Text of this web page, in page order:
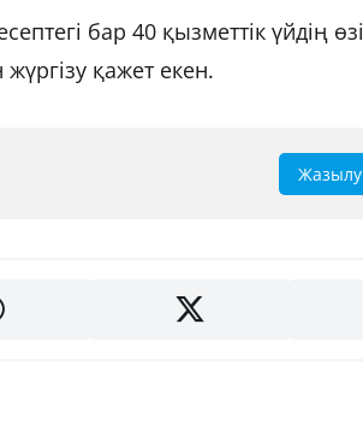
бар 40 қызметтік үйдің өзі
қажет екен.
Жазылу